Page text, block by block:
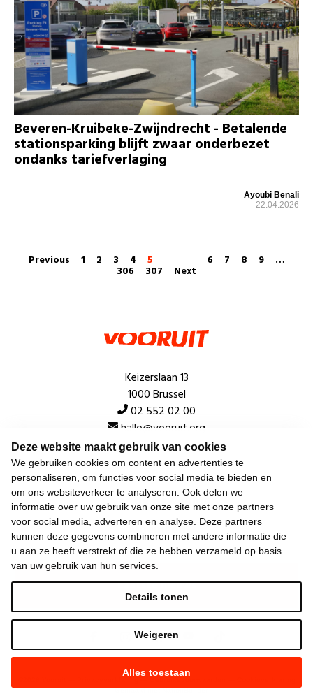
Deze website maakt gebruik van cookies
We gebruiken cookies om content en advertenties te
personaliseren, om functies voor social media te bieden en
om ons websiteverkeer te analyseren. Ook delen we
informatie over uw gebruik van onze site met onze partners
voor social media, adverteren en analyse. Deze partners
kunnen deze gegevens combineren met andere informatie die
u aan ze heeft verstrekt of die ze hebben verzameld op basis
van uw gebruik van hun services.
Alles toestaan
Weigeren
Details tonen
Beveren-Kruibeke-Zwijndrecht - Betalende
stationsparking blijft zwaar onderbezet
ondanks tariefverlaging
Ayoubi Benali
22.04.2026
Previous 1 2 3 4 5 6 7 8 9 …
306 307 Next
Keizerslaan 13
1000 Brussel
02 552 02 00
hallo@vooruit.org
Snel
Over de beweging
Algemeen
Laatste nieuws
—Gemaakt met NationBuilder